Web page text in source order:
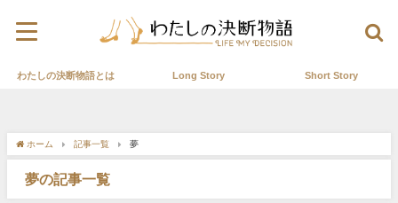
わたしの決断物語とは Long Story Short Story
ホーム 記事一覧 夢
夢の記事一覧